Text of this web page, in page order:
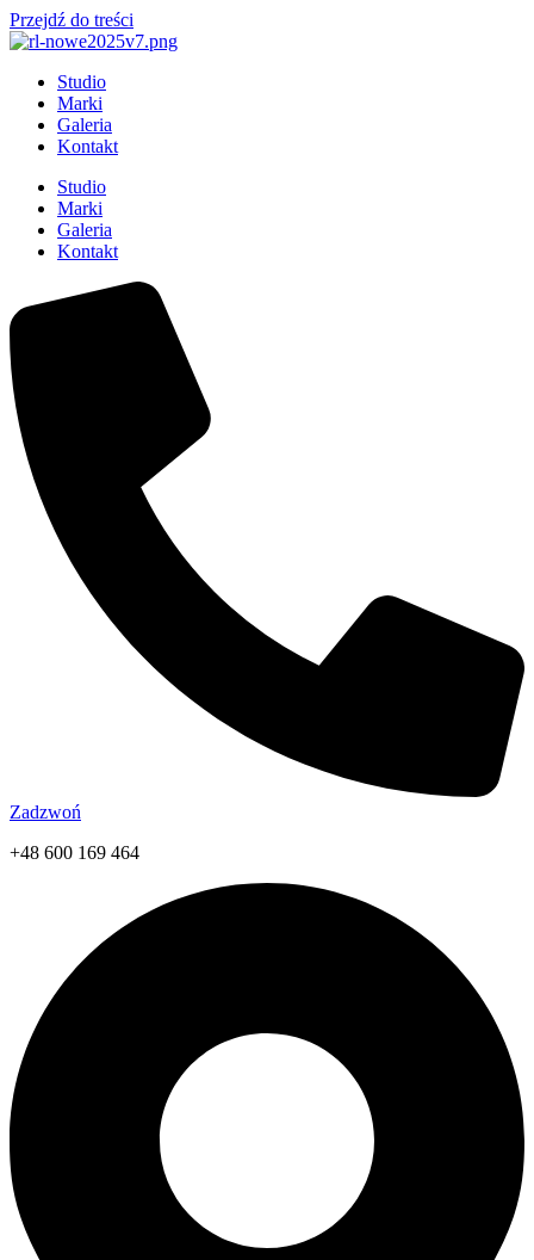
Przejdź do treści
Studio
Marki
Galeria
Kontakt
Studio
Marki
Galeria
Kontakt
Zadzwoń
+48 600 169 464